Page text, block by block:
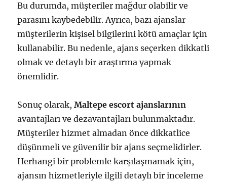
Bu durumda, müşteriler mağdur olabilir ve
parasını kaybedebilir. Ayrıca, bazı ajanslar
müşterilerin kişisel bilgilerini kötü amaçlar için
kullanabilir. Bu nedenle, ajans seçerken dikkatli
olmak ve detaylı bir araştırma yapmak
önemlidir.
Sonuç olarak,Maltepe escort ajanslarının
avantajları ve dezavantajları bulunmaktadır.
Müşteriler hizmet almadan önce dikkatlice
düşünmeli ve güvenilir bir ajans seçmelidirler.
Herhangi bir problemle karşılaşmamak için,
ajansın hizmetleriyle ilgili detaylı bir inceleme